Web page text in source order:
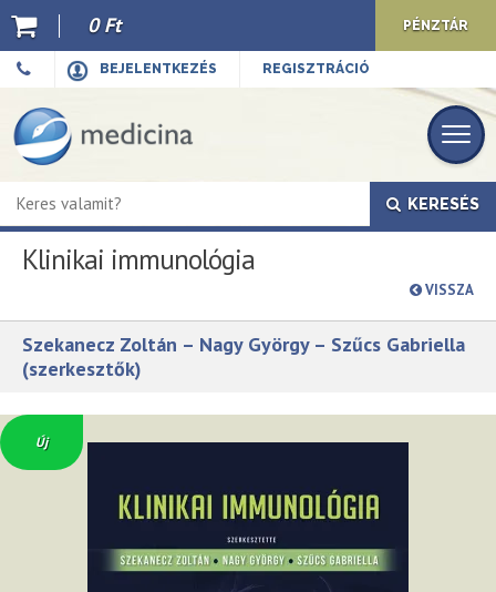
BEJELENTKEZÉS REGISZTRÁCIÓ
0 Ft PÉNZTÁR
KERESÉS
Klinikai immunológia
Szekanecz Zoltán – Nagy György – Szűcs Gabriella
(szerkesztők)
VISSZA
Új
Ajánló
Kiadványaink
E-book
Újdonságok
Akciók
Hírek
Cégünkről